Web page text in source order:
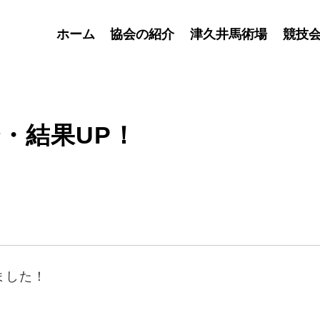
ホーム 協会の紹介 津久井馬術場 競技
結果UP！
た！